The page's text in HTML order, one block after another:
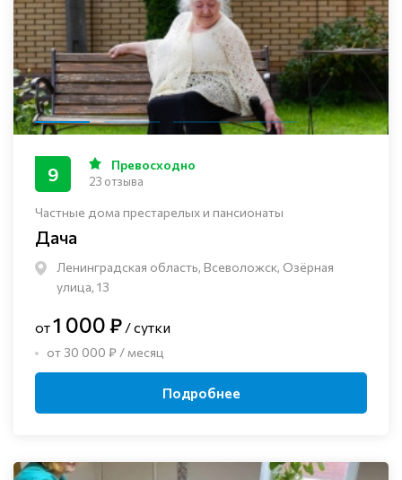
Частные дома престарелых и пансионаты
Дача
Ленинградская область, Всеволожск, Озёрная
улица, 13
9 Превосходно
23 отзыва
от1 000 ₽ / сутки
от 30 000 ₽ / месяц
Подробнее